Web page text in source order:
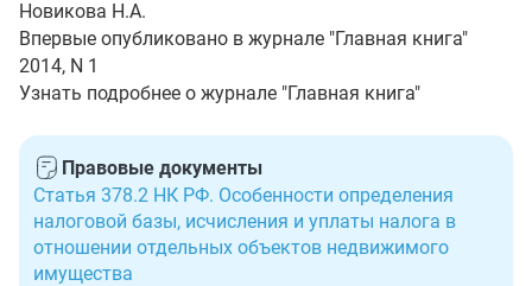
Новикова Н.А.
Впервые опубликовано в журнале "Главная книга"
2014, N 1
Узнать подробнее о журнале "Главная книга"
Правовые документы
Статья 378.2 НК РФ. Особенности определения
налоговой базы, исчисления и уплаты налога в
отношении отдельных объектов недвижимого
имущества